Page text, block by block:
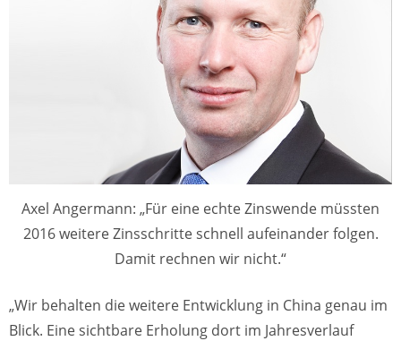
Axel Angermann: „Für eine echte Zinswende müssten
2016 weitere Zinsschritte schnell aufeinander folgen.
Damit rechnen wir nicht.“
„Wir behalten die weitere Entwicklung in China genau im
Blick. Eine sichtbare Erholung dort im Jahresverlauf